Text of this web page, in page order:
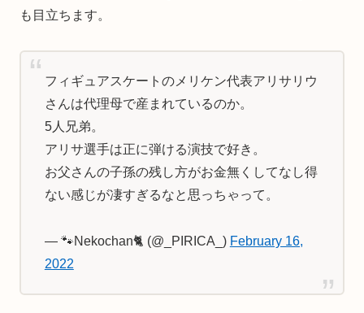
も目立ちます。
フィギュアスケートのメリケン代表アリサリウ
さんは代理母で産まれているのか。
5人兄弟。
アリサ選手は正に弾ける演技で好き。
お父さんの子孫の残し方がお金無くしてなし得
ない感じが凄すぎるなと思っちゃって。
— 🐾Nekochan🐈 (@_PIRICA_) February 16,
2022